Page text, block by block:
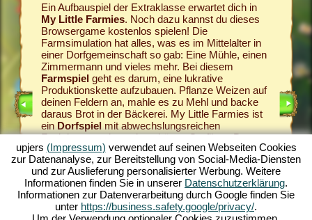
My
dem
Ein Aufbauspiel der Extraklasse erwartet dich in
My Little Farmies. Noch dazu kannst du dieses
Browsergame kostenlos spielen! Die
Farmsimulation hat alles, was es im Mittelalter in
einer Dorfgemeinschaft so gab: Eine Mühle, einen
Zimmermann und vieles mehr. Bei diesem
Farmspielgeht es darum, eine lukrative
Produktionskette aufzubauen. Pflanze Weizen auf
deinen Feldern an, mahle es zu Mehl und backe
daraus Brot in der Bäckerei. My Little Farmies ist
ein Dorfspielmit abwechslungsreichen
Funktionen und wunderschönen Grafiken. Du
gestaltest die Landwirtschaft in all ihren Facetten:
Vom Gemüseanbau bis hin zur Viehzucht. Dabei
triffst du auf traditionelle Nutztiere, wie das
Mangalica-Schwein oder das Wollhuhn. Erschaffe
blühende Landschaften in My Little Farmies –
spiele jetzt kostenlos eines der schönstenOnline
sollst
Wein im
aus.
gehört,
liefern
sorgen
wird.
edle
My
deinen
dem
Welt
upjers (Impressum) verwendet auf seinen Webseiten Cookies
zur Datenanalyse, zur Bereitstellung von Social-Media-Diensten
und zur Auslieferung personalisierter Werbung. Weitere
Informationen finden Sie in unserer Datenschutzerklärung.
Informationen zur Datenverarbeitung durch Google finden Sie
unter https://business.safety.google/privacy/.